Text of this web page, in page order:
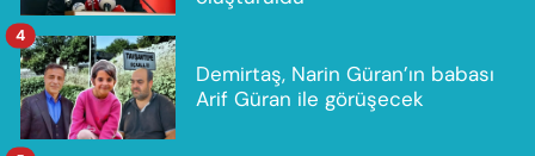
Demirtaş, Narin Güran’ın babası
Arif Güran ile görüşecek
4